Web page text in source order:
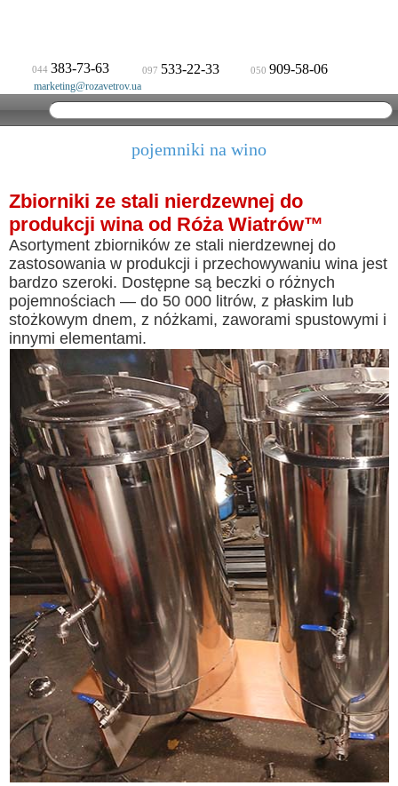
044 383-73-63 097 533-22-33 050 909-58-06
marketing@rozavetrov.ua
pojemniki na wino
Zbiorniki ze stali nierdzewnej do
produkcji wina od Róża Wiatrów™
Asortyment zbiorników ze stali nierdzewnej do
zastosowania w produkcji i przechowywaniu wina jest
bardzo szeroki. Dostępne są beczki o różnych
pojemnościach — do 50 000 litrów, z płaskim lub
stożkowym dnem, z nóżkami, zaworami spustowymi i
innymi elementami.